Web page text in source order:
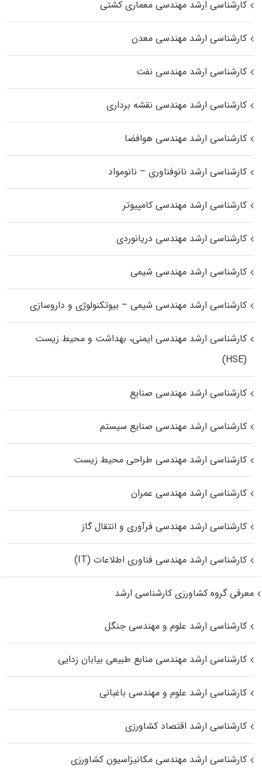
کارشناسی ارشد مهندسی معماری کشتی
کارشناسی ارشد مهندسی معدن
کارشناسی ارشد مهندسی نفت
کارشناسی ارشد مهندسی نقشه برداری
کارشناسی ارشد مهندسی هوافضا
کارشناسی ارشد نانوفناوری – نانومواد
کارشناسی ارشد مهندسی کامپیوتر
کارشناسی ارشد مهندسی دریانوردی
کارشناسی ارشد مهندسی شیمی
کارشناسی ارشد مهندسی شیمی – بیوتکنولوژی و داروسازی
کارشناسی ارشد مهندسی ایمنی، بهداشت و محیط زیست
(HSE)
کارشناسی ارشد مهندسی صنایع
کارشناسی ارشد مهندسی صنایع سیستم
کارشناسی ارشد مهندسی طراحی محیط زیست
کارشناسی ارشد مهندسی عمران
کارشناسی ارشد مهندسی فرآوری و انتقال گاز
کارشناسی ارشد مهندسی فناوری اطلاعات (IT)
معرفی گروه کشاورزی کارشناسی ارشد
کارشناسی ارشد علوم و مهندسی جنگل
کارشناسی ارشد مهندسی منابع طبیعی بیابان زدایی
کارشناسی ارشد علوم و مهندسی باغبانی
کارشناسی ارشد اقتصاد کشاورزی
کارشناسی ارشد مهندسی مکانیزاسیون کشاورزی